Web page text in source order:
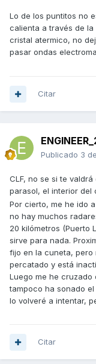
Lo de los puntitos no
calienta a través de
cristal atermico, no
pasar ondas
Citar
Publicado 3
CLF, no se si te
parasol, el interior del
Por cierto, me he ido
no hay muchos
20 kilómetros (Puerto
sirve para nada.
fijo en la cuneta, pero
percatado y está
Luego me he
tampoco ha sonado
lo volveré a intentar,
Citar